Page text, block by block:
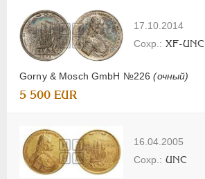
17.10.2014
Gorny & Mosch GmbH №226(очный)
XF-UNC
5 500 EUR
16.04.2005
UNC